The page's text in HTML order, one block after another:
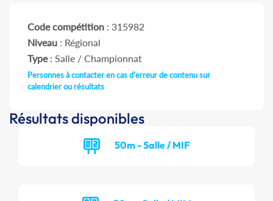
Code compétition : 315982
Niveau : Régional
Type: Salle / Championnat
Personnes à contacter en cas d'erreur de contenu sur
calendrier ou résultats
Résultats disponibles
50m - Salle / MIF